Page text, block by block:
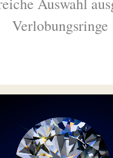
Verlobungsringe